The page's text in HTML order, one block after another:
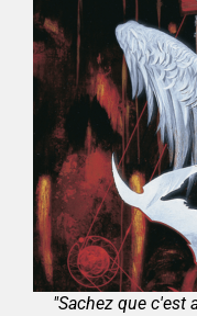
"Sachez que c'est